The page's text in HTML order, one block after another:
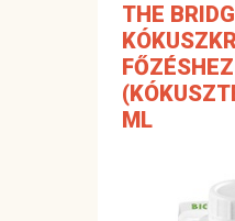
THE
FŐZÉSHEZ
ML